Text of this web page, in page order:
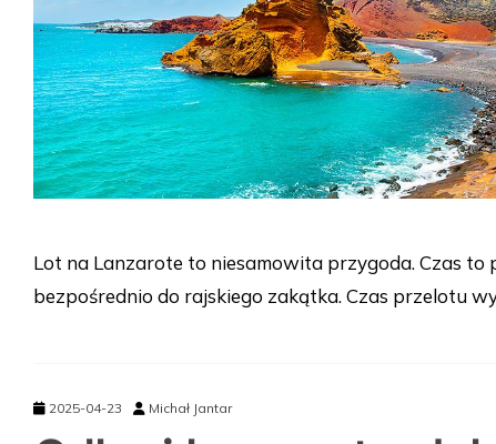
Lot na Lanzarote to niesamowita przygoda. Czas to
bezpośrednio do rajskiego zakątka. Czas przelotu
2025-04-23 Michał Jantar